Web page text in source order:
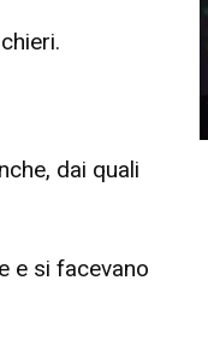
dai quali
e si facevano